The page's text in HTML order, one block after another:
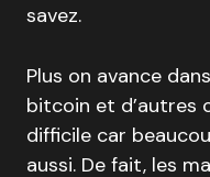
savez.
Plus on avance
bitcoin et d’autres
difficile car
aussi. De fait, les